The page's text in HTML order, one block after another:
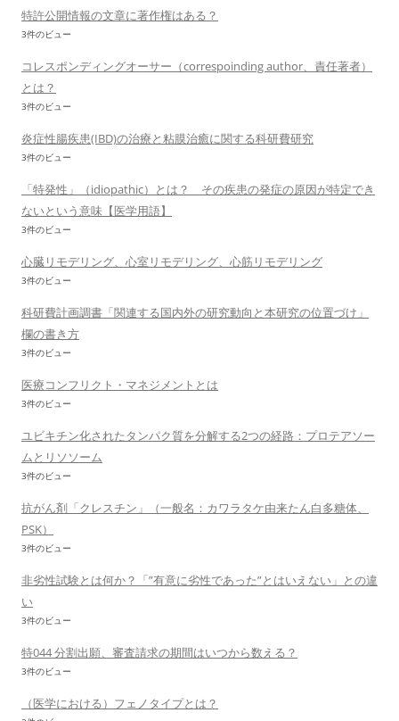
特許公開情報の文章に著作権はある？
3件のビュー
コレスポンディングオーサー（correspoinding author、責任著者）
とは？
3件のビュー
炎症性腸疾患(IBD)の治療と粘膜治癒に関する科研費研究
3件のビュー
「特発性」（idiopathic）とは？ その疾患の発症の原因が特定でき
ないという意味【医学用語】
3件のビュー
心臓リモデリング、心室リモデリング、心筋リモデリング
3件のビュー
科研費計画調書「関連する国内外の研究動向と本研究の位置づけ」
欄の書き方
3件のビュー
医療コンフリクト・マネジメントとは
3件のビュー
ユビキチン化されたタンパク質を分解する2つの経路：プロテアソー
ムとリソソーム
3件のビュー
抗がん剤「クレスチン」（一般名：カワラタケ由来たん白多糖体、
PSK）
3件のビュー
非劣性試験とは何か？「”有意に劣性であった”とはいえない」との違
い
3件のビュー
特044 分割出願、審査請求の期間はいつから数える？
3件のビュー
（医学における）フェノタイプとは？